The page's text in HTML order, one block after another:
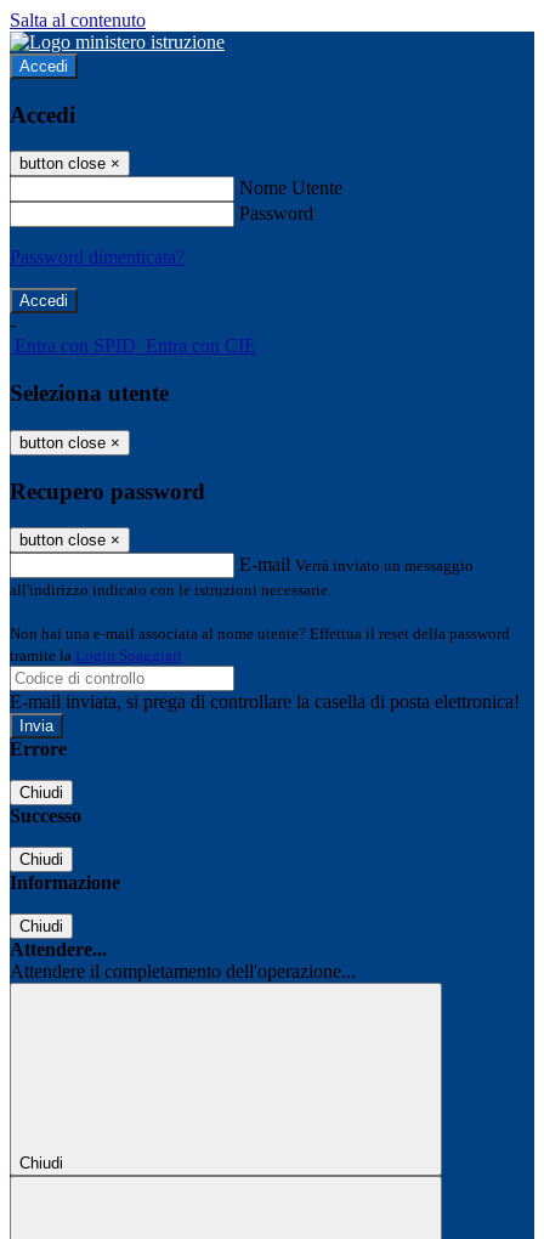
Salta al contenuto
Accedi
Accedi
button close ×
Nome Utente
Password
Password dimenticata?
-
Entra con SPID Entra con CIE
Seleziona utente
button close ×
Recupero password
button close ×
E-mail Verrà inviato un messaggio
all'indirizzo indicato con le istruzioni necessarie.
Non hai una e-mail associata al nome utente? Effettua il reset della password
tramite la Login Spaggiari
E-mail inviata, si prega di controllare la casella di posta elettronica!
Errore
Chiudi
Successo
Chiudi
Informazione
Chiudi
Attendere...
Attendere il completamento dell'operazione...
Chiudi